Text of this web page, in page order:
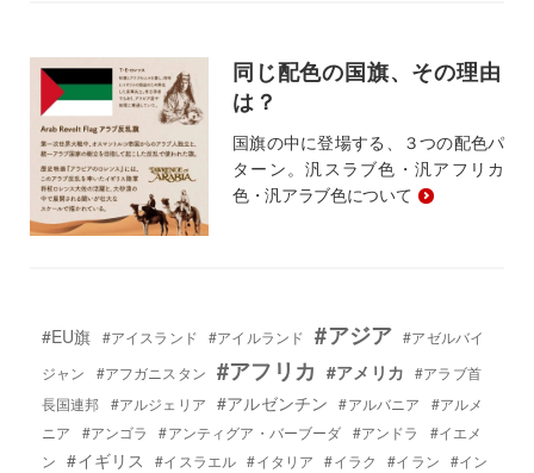
同じ配色の国旗、その理由
は？
国旗の中に登場する、３つの配色パ
ターン。汎スラブ色・汎アフリカ
色・汎アラブ色について
#EU旗 #アイスランド #アイルランド #アジア #アゼルバイ
ジャン
#アフガニスタン #アフリカ #アメリカ #アラブ首
長国連邦 #アルジェリア #アルゼンチン #アルバニア
#アルメ
ニア
#アンゴラ #アンティグア・バーブーダ #アンドラ
#イエメ
ン
#イギリス #イスラエル #イタリア #イラク #イラン #イン